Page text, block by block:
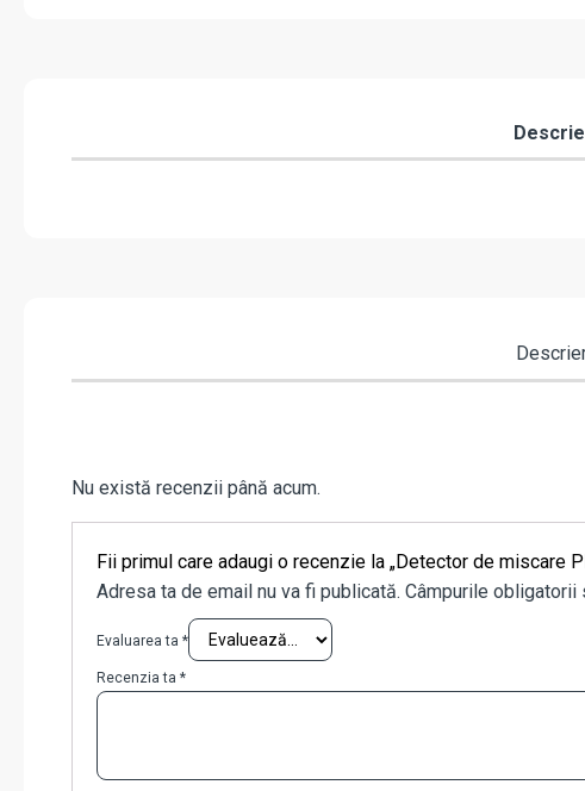
Nu există recenzii până acum.
Fii primul care adaugi o recenzie la „Detector de miscare
Adresa ta de email nu va fi publicată. Câmpurile obligatorii
Evaluarea ta *
Recenzia ta *